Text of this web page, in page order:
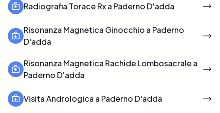
Radiografia Torace Rx a Paderno D'adda
Risonanza Magnetica Ginocchio a Paderno
D'adda
Risonanza Magnetica Rachide Lombosacrale a
Paderno D'adda
Visita Andrologica a Paderno D'adda